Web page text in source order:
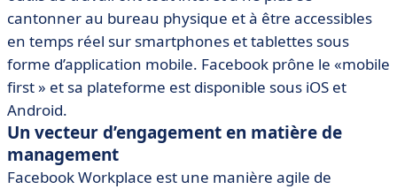
cantonner au bureau physique et à être accessibles
en temps réel sur smartphones et tablettes sous
forme d’application mobile. Facebook prône le «mobile
first » et sa plateforme est disponible sous iOS et
Android.
Un vecteur d’engagement en matière de
management
Facebook Workplace est une manière agile de